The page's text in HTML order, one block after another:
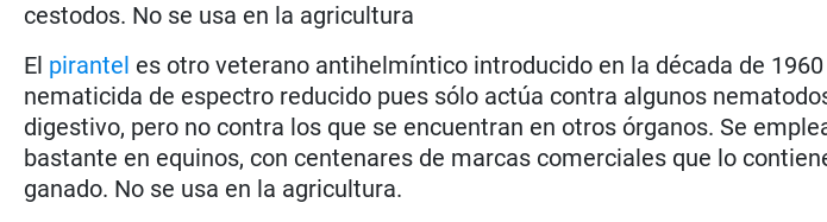
cestodos. No se usa en la agricultura
El pirantel es otro veterano antihelmíntico introducido en la década de 1960
nematicida de espectro reducido pues sólo actúa contra algunos
digestivo, pero no contra los que se encuentran en otros órganos. Se
bastante en equinos, con centenares de marcas comerciales que lo
ganado. No se usa en la agricultura.